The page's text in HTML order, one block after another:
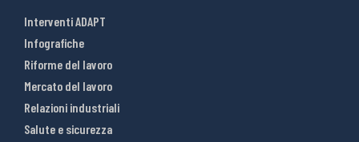
Interventi ADAPT
Infografiche
Riforme del lavoro
Mercato del lavoro
Relazioni industriali
Salute e sicurezza